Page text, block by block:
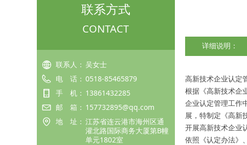
详细说明：
高新技术企业认定
根据《高新技术企
企业认定管理工作
展，特制定《高新
开展高新技术企业
依照《认定办法》
联系方式
CONTACT
联系人： 吴女士
电　话： 0518-85465879
手　机： 13861432285
邮　箱： 157732895@qq.com
地　址： 江苏省连云港市海州区通
灌北路国际商务大厦第B幢
单元1802室